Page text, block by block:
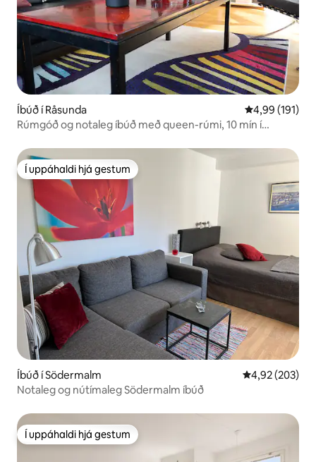
Íbúð í Råsunda 4,99 af 5 í
4,99 (191)
Rúmgóð og notaleg íbúð með queen-rúmi, 10 mín í
Í uppáhaldi hjá gestum
Í uppáhaldi hjá gestum
Íbúð í Södermalm 4,92 af 5 í
4,92 (203)
Notaleg og nútímaleg Södermalm íbúð
Í uppáhaldi hjá gestum
Í uppáhaldi hjá gestum